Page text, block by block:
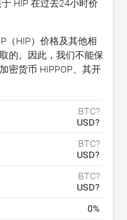
HIP 在过去24小时价
（HIP）价格及其他相
的。因此，我们不能保
密货币 HIPPOP、其开
BTC?
USD?
BTC?
USD?
BTC?
USD?
0%